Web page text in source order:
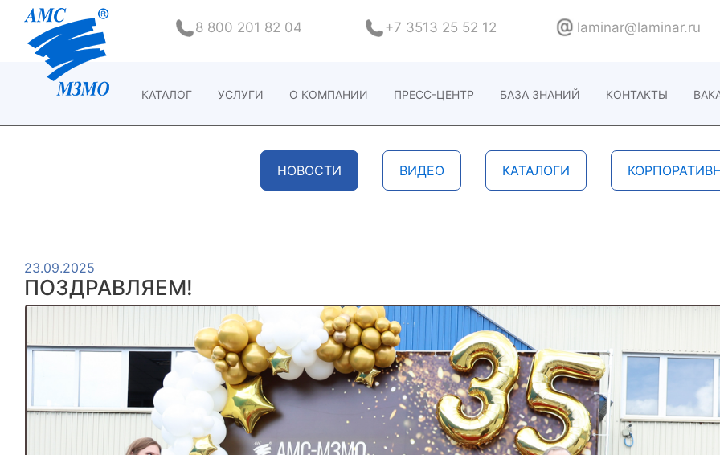
8 800 201 82 04 +7 3513 25 52 12 laminar@laminar.ru
КАТАЛОГ УСЛУГИ О КОМПАНИИ ПРЕСС-ЦЕНТР БАЗА ЗНАНИЙ КОНТАКТЫ
НОВОСТИ ВИДЕО КАТАЛОГИ
23.09.2025
ПОЗДРАВЛЯЕМ!